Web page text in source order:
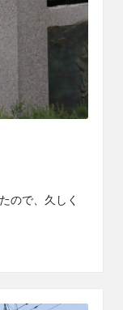
ので、久しく